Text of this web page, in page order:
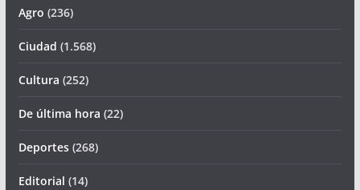
Agro (236)
Ciudad (1.568)
Cultura (252)
De última hora (22)
Deportes(268)
Editorial (14)